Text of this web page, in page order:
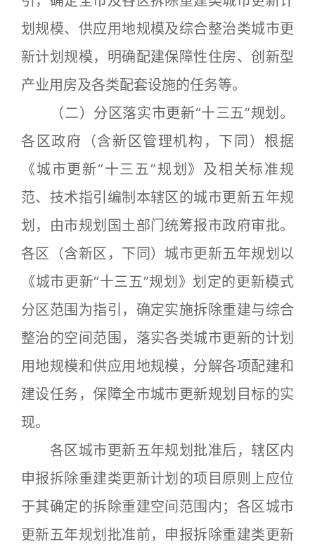
划规模、供应用地规模及综合整治类城市更
新计划规模，明确配建保障性住房、创新型
产业用房及各类配套设施的任务等。
（二）分区落实市更新“十三五”规划。
各区政府（含新区管理机构，下同）根据
《城市更新“十三五”规划》及相关标准规
范、技术指引编制本辖区的城市更新五年规
划，由市规划国土部门统筹报市政府审批。
各区（含新区，下同）城市更新五年规划以
《城市更新“十三五”规划》划定的更新模式
分区范围为指引，确定实施拆除重建与综合
整治的空间范围，落实各类城市更新的计划
用地规模和供应用地规模，分解各项配建和
建设任务，保障全市城市更新规划目标的实
现。
各区城市更新五年规划批准后，辖区内
申报拆除重建类更新计划的项目原则上应位
于其确定的拆除重建空间范围内；各区城市
更新五年规划批准前，申报拆除重建类更新